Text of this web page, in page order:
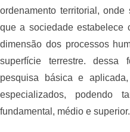
ordenamento territorial,
que a sociedade estabelece
dimensão dos processos
superfície terrestre. dessa
pesquisa básica e
especializados, podendo
fundamental, médio e superior.